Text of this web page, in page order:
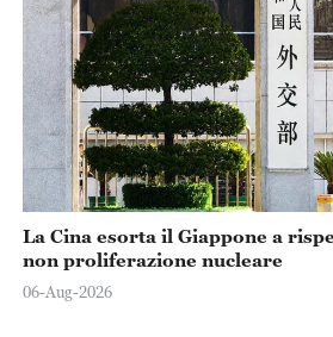
La Cina esorta il Giappone a
non proliferazione nucleare
06-Aug-2026